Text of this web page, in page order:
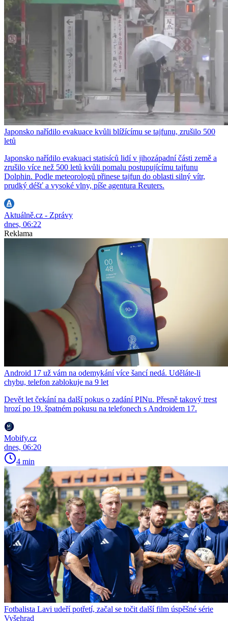
Japonsko nařídilo evakuace kvůli blížícímu se tajfunu, zrušilo 500
letů
Japonsko nařídilo evakuaci statisíců lidí v jihozápadní části země a
zrušilo více než 500 letů kvůli pomalu postupujícímu tajfunu
Dolphin. Podle meteorologů přinese tajfun do oblasti silný vítr,
prudký déšť a vysoké vlny, píše agentura Reuters.
Aktuálně.cz - Zprávy
dnes, 06:22
Reklama
Android 17 už vám na odemykání více šancí nedá. Uděláte-li
chybu, telefon zablokuje na 9 let
Devět let čekání na další pokus o zadání PINu. Přesně takový trest
hrozí po 19. špatném pokusu na telefonech s Androidem 17.
Mobify.cz
dnes, 06:20
4 min
Fotbalista Lavi udeří potřetí, začal se točit další film úspěšné série
Vyšehrad